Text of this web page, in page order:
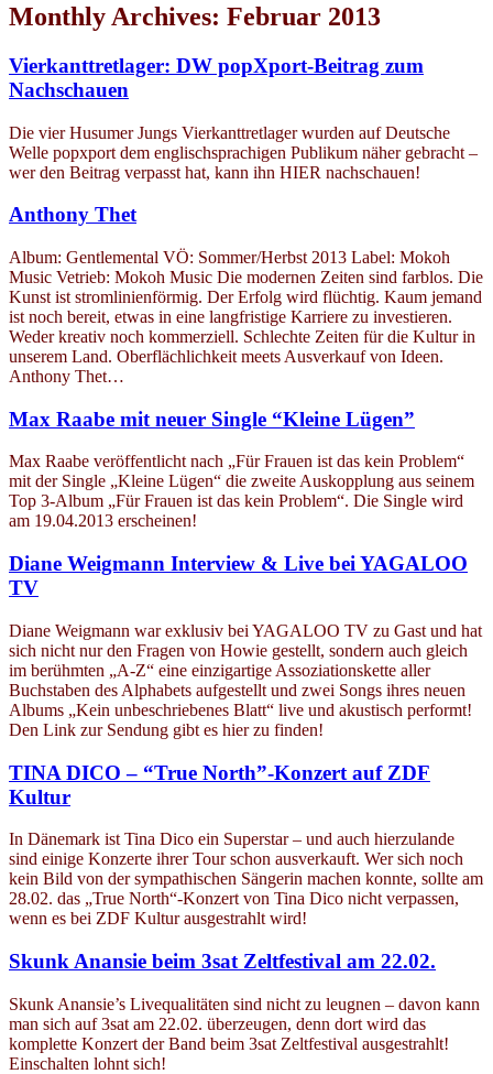
Monthly Archives: Februar 2013
Vierkanttretlager: DW popXport-Beitrag zum
Nachschauen
Die vier Husumer Jungs Vierkanttretlager wurden auf Deutsche
Welle popxport dem englischsprachigen Publikum näher gebracht –
wer den Beitrag verpasst hat, kann ihn HIER nachschauen!
Anthony Thet
Album: Gentlemental VÖ: Sommer/Herbst 2013 Label: Mokoh
Music Vetrieb: Mokoh Music Die modernen Zeiten sind farblos. Die
Kunst ist stromlinienförmig. Der Erfolg wird flüchtig. Kaum jemand
ist noch bereit, etwas in eine langfristige Karriere zu investieren.
Weder kreativ noch kommerziell. Schlechte Zeiten für die Kultur in
unserem Land. Oberflächlichkeit meets Ausverkauf von Ideen.
Anthony Thet…
Max Raabe mit neuer Single “Kleine Lügen”
Max Raabe veröffentlicht nach „Für Frauen ist das kein Problem“
mit der Single „Kleine Lügen“ die zweite Auskopplung aus seinem
Top 3-Album „Für Frauen ist das kein Problem“. Die Single wird
am 19.04.2013 erscheinen!
Diane Weigmann Interview & Live bei YAGALOO
TV
Diane Weigmann war exklusiv bei YAGALOO TV zu Gast und hat
sich nicht nur den Fragen von Howie gestellt, sondern auch gleich
im berühmten „A-Z“ eine einzigartige Assoziationskette aller
Buchstaben des Alphabets aufgestellt und zwei Songs ihres neuen
Albums „Kein unbeschriebenes Blatt“ live und akustisch performt!
Den Link zur Sendung gibt es hier zu finden!
TINA DICO – “True North”-Konzert auf ZDF
Kultur
In Dänemark ist Tina Dico ein Superstar – und auch hierzulande
sind einige Konzerte ihrer Tour schon ausverkauft. Wer sich noch
kein Bild von der sympathischen Sängerin machen konnte, sollte am
28.02. das „True North“-Konzert von Tina Dico nicht verpassen,
wenn es bei ZDF Kultur ausgestrahlt wird!
Skunk Anansie beim 3sat Zeltfestival am 22.02.
Skunk Anansie’s Livequalitäten sind nicht zu leugnen – davon kann
man sich auf 3sat am 22.02. überzeugen, denn dort wird das
komplette Konzert der Band beim 3sat Zeltfestival ausgestrahlt!
Einschalten lohnt sich!